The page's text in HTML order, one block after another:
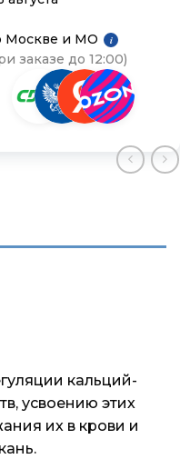
Москве и МО
i
заказе до 12:00)
кальций-
усвоению этих
их в крови и